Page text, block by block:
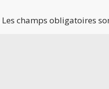
Les champs obligatoires